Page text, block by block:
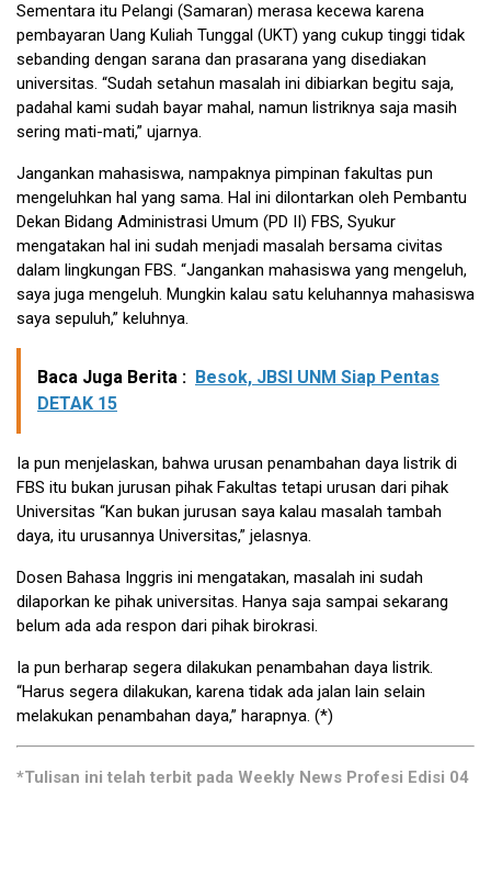
Sementara itu Pelangi (Samaran) merasa kecewa karena
pembayaran Uang Kuliah Tunggal (UKT) yang cukup tinggi tidak
sebanding dengan sarana dan prasarana yang disediakan
universitas. “Sudah setahun masalah ini dibiarkan begitu saja,
padahal kami sudah bayar mahal, namun listriknya saja masih
sering mati-mati,” ujarnya.
Jangankan mahasiswa, nampaknya pimpinan fakultas pun
mengeluhkan hal yang sama. Hal ini dilontarkan oleh Pembantu
Dekan Bidang Administrasi Umum (PD II) FBS, Syukur
mengatakan hal ini sudah menjadi masalah bersama civitas
dalam lingkungan FBS. “Jangankan mahasiswa yang mengeluh,
saya juga mengeluh. Mungkin kalau satu keluhannya mahasiswa
saya sepuluh,” keluhnya.
Baca Juga Berita : Besok, JBSI UNM Siap Pentas
DETAK 15
Ia pun menjelaskan, bahwa urusan penambahan daya listrik di
FBS itu bukan jurusan pihak Fakultas tetapi urusan dari pihak
Universitas “Kan bukan jurusan saya kalau masalah tambah
daya, itu urusannya Universitas,” jelasnya.
Dosen Bahasa Inggris ini mengatakan, masalah ini sudah
dilaporkan ke pihak universitas. Hanya saja sampai sekarang
belum ada ada respon dari pihak birokrasi.
Ia pun berharap segera dilakukan penambahan daya listrik.
“Harus segera dilakukan, karena tidak ada jalan lain selain
melakukan penambahan daya,” harapnya. (*)
*Tulisan ini telah terbit pada Weekly News Profesi Edisi 04